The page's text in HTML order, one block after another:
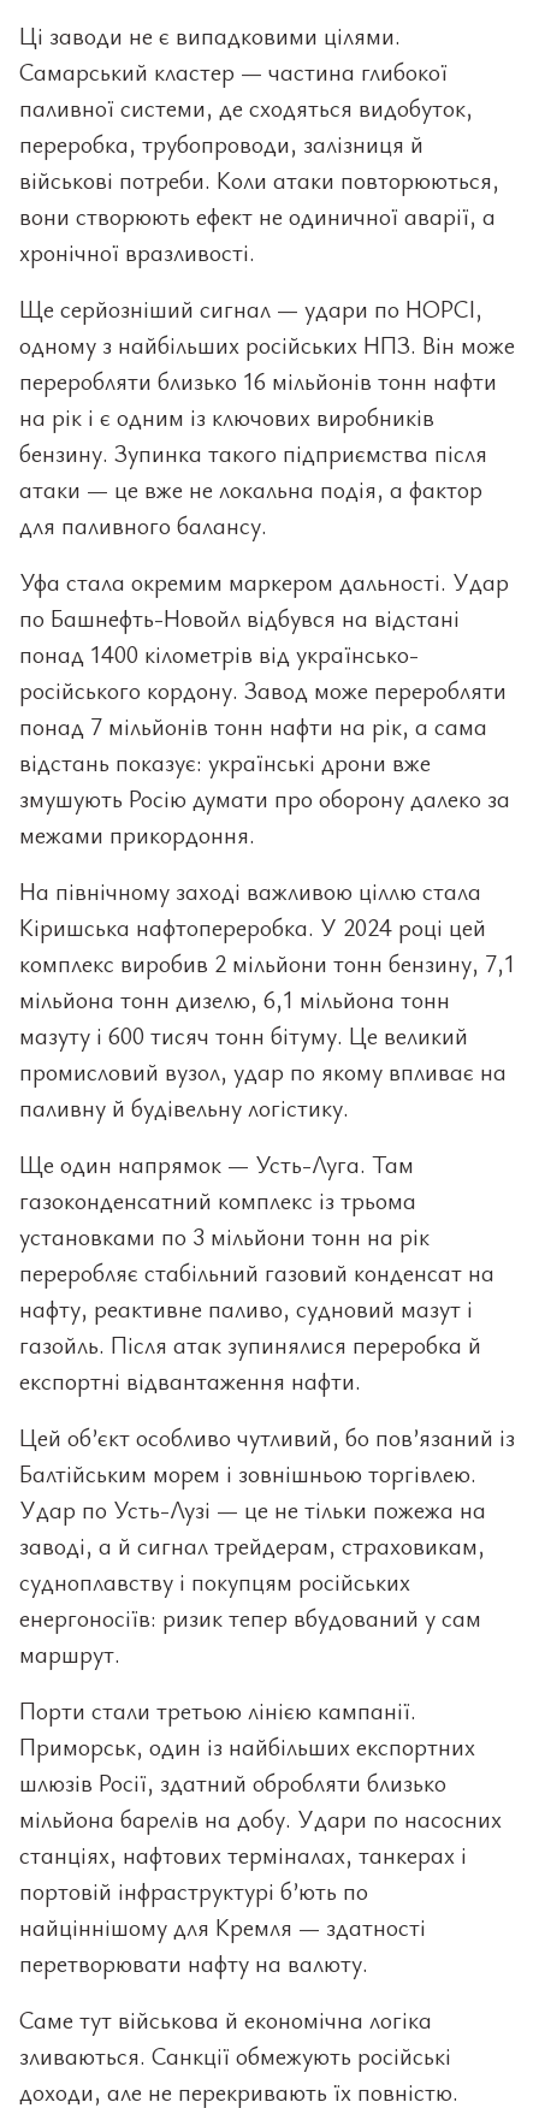
Ці заводи не є випадковими цілями.
Самарський кластер — частина глибокої
паливної системи, де сходяться видобуток,
переробка, трубопроводи, залізниця й
військові потреби. Коли атаки повторюються,
вони створюють ефект не одиничної аварії, а
хронічної вразливості.
Ще серйозніший сигнал — удари по НОРСІ,
одному з найбільших російських НПЗ. Він може
переробляти близько 16 мільйонів тонн нафти
на рік і є одним із ключових виробників
бензину. Зупинка такого підприємства після
атаки — це вже не локальна подія, а фактор
для паливного балансу.
Уфа стала окремим маркером дальності. Удар
по Башнефть-Новойл відбувся на відстані
понад 1400 кілометрів від українсько-
російського кордону. Завод може переробляти
понад 7 мільйонів тонн нафти на рік, а сама
відстань показує: українські дрони вже
змушують Росію думати про оборону далеко за
межами прикордоння.
На північному заході важливою ціллю стала
Кіришська нафтопереробка. У 2024 році цей
комплекс виробив 2 мільйони тонн бензину, 7,1
мільйона тонн дизелю, 6,1 мільйона тонн
мазуту і 600 тисяч тонн бітуму. Це великий
промисловий вузол, удар по якому впливає на
паливну й будівельну логістику.
Ще один напрямок — Усть-Луга. Там
газоконденсатний комплекс із трьома
установками по 3 мільйони тонн на рік
переробляє стабільний газовий конденсат на
нафту, реактивне паливо, судновий мазут і
газойль. Після атак зупинялися переробка й
експортні відвантаження нафти.
Цей об’єкт особливо чутливий, бо пов’язаний із
Балтійським морем і зовнішньою торгівлею.
Удар по Усть-Лузі — це не тільки пожежа на
заводі, а й сигнал трейдерам, страховикам,
судноплавству і покупцям російських
енергоносіїв: ризик тепер вбудований у сам
маршрут.
Порти стали третьою лінією кампанії.
Приморськ, один із найбільших експортних
шлюзів Росії, здатний обробляти близько
мільйона барелів на добу. Удари по насосних
станціях, нафтових терміналах, танкерах і
портовій інфраструктурі б’ють по
найціннішому для Кремля — здатності
перетворювати нафту на валюту.
Саме тут військова й економічна логіка
зливаються. Санкції обмежують російські
доходи, але не перекривають їх повністю.